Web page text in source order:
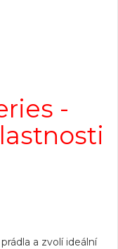
-
a zvolí ideální